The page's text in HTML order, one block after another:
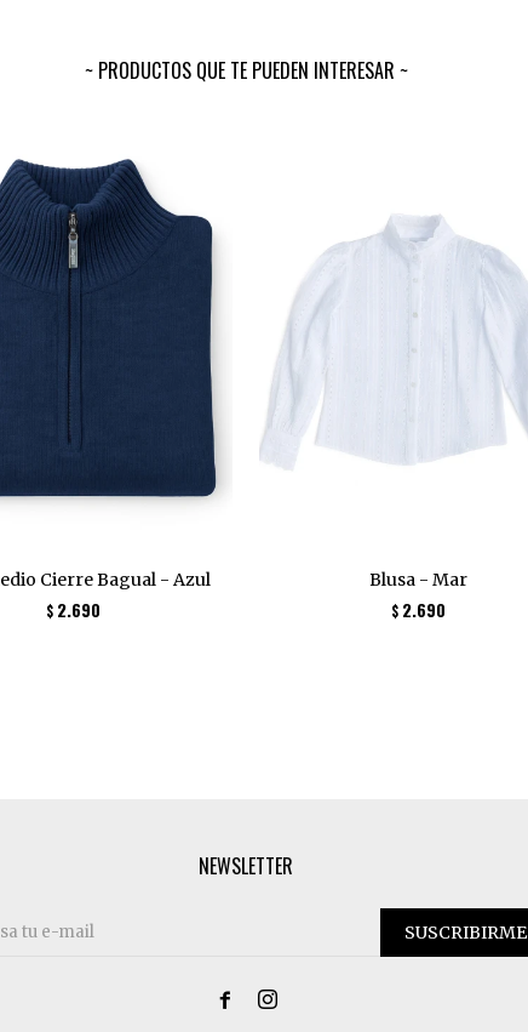
PRODUCTOS QUE TE PUEDEN INTERESAR
Cierre Bagual - Azul
$ 2.690
Blusa - Mar
$ 2.690
NEWSLETTER
SUSCRIBIRME
 